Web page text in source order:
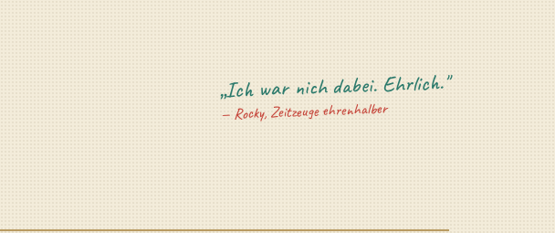
„Ich war nich dabei. Ehrlich."
— Rocky, Zeitzeuge ehrenhalber